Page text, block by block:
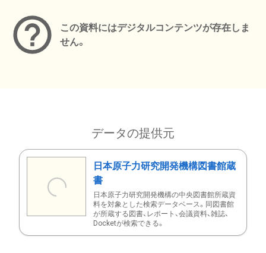
この資料にはデジタルコンテンツが存在しま
せん。
データの提供元
日本原子力研究開発機構図書館蔵
書
日本原子力研究開発機構の中央図書館所蔵資
料を対象とした検索データベース。同図書館
が所蔵する図書、レポート、会議資料、雑誌、
Docketが検索できる。